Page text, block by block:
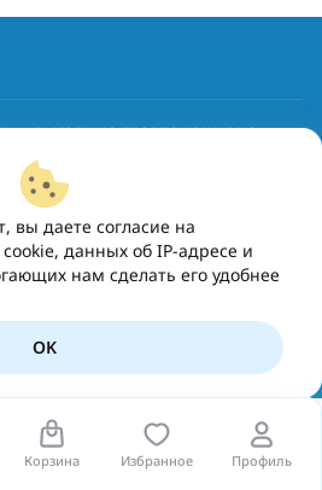
Корзина Избранное Профиль
вы даете согласие на
данных об IP-адресе и
нам сделать его удобнее
OK
и выгодные предложения на
Подписаться